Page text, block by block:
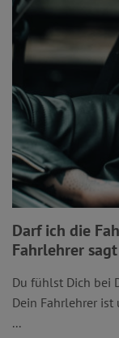
Darf ich die
Fahrlehrer
Du fühlst Dich bei
Dein Fahrlehrer
...